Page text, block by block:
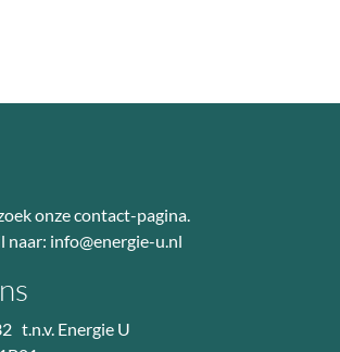
onze contact-pagina.
naar: info@energie-u.nl
t.n.v. Energie U